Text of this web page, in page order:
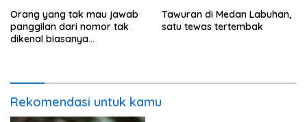
Orang yang tak mau jawab
panggilan dari nomor tak
dikenal biasanya
Tawuran di Medan Labuhan,
satu tewas tertembak
Rekomendasi untuk kamu